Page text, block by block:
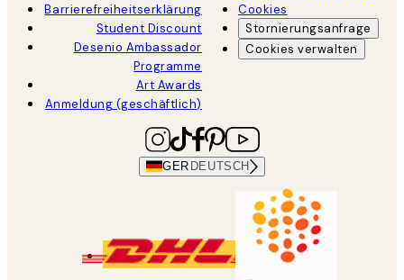
Barrierefreiheitserklärung
Student Discount
Desenio Ambassador
Programme
Art Awards
Anmeldung (geschäftlich)
Cookies
Stornierungsanfrage
Cookies verwalten
GER DEUTSCH